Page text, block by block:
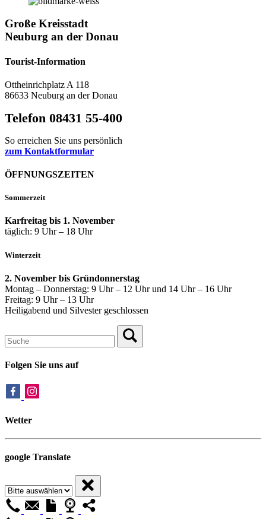
Große Kreisstadt
Neuburg an der Donau
Tourist-Information
Ottheinrichplatz A 118
86633 Neuburg an der Donau
Telefon 08431 55-400
So erreichen Sie uns persönlich
zum Kontaktformular
ÖFFNUNGSZEITEN
Sommerzeit
Karfreitag bis 1. November
täglich: 9 Uhr – 18 Uhr
Winterzeit
2. November bis Gründonnerstag
Montag – Donnerstag: 9 Uhr – 12 Uhr und 14 Uhr – 16 Uhr
Freitag: 9 Uhr – 13 Uhr
Heiligabend und Silvester geschlossen
Folgen Sie uns auf
Wetter
google Translate